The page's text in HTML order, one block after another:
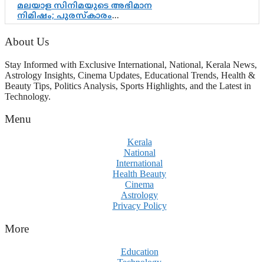
മലയാള സിനിമയുടെ അഭിമാന
നിമിഷം; പുരസ്‌കാരം
ആഘോഷമാകട്ടെ, മികവ് ശീലമാകട്ടെ
About Us
Stay Informed with Exclusive International, National, Kerala News,
Astrology Insights, Cinema Updates, Educational Trends, Health &
Beauty Tips, Politics Analysis, Sports Highlights, and the Latest in
Technology.
Menu
Kerala
National
International
Health Beauty
Cinema
Astrology
Privacy Policy
More
Education